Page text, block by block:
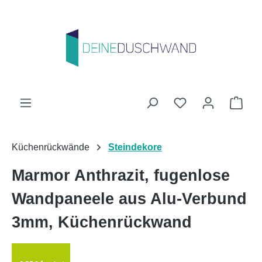
Du hast 0
Küchenrückwände Steindekore
Marmor Anthrazit, fugenlose
Wandpaneele aus Alu-Verbund
3mm, Küchenrückwand